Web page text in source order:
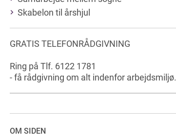
Skabelon til årshjul
GRATIS TELEFONRÅDGIVNING
Ring på Tlf. 6122 1781
- få rådgivning om alt indenfor arbejdsmiljø.
OM SIDEN